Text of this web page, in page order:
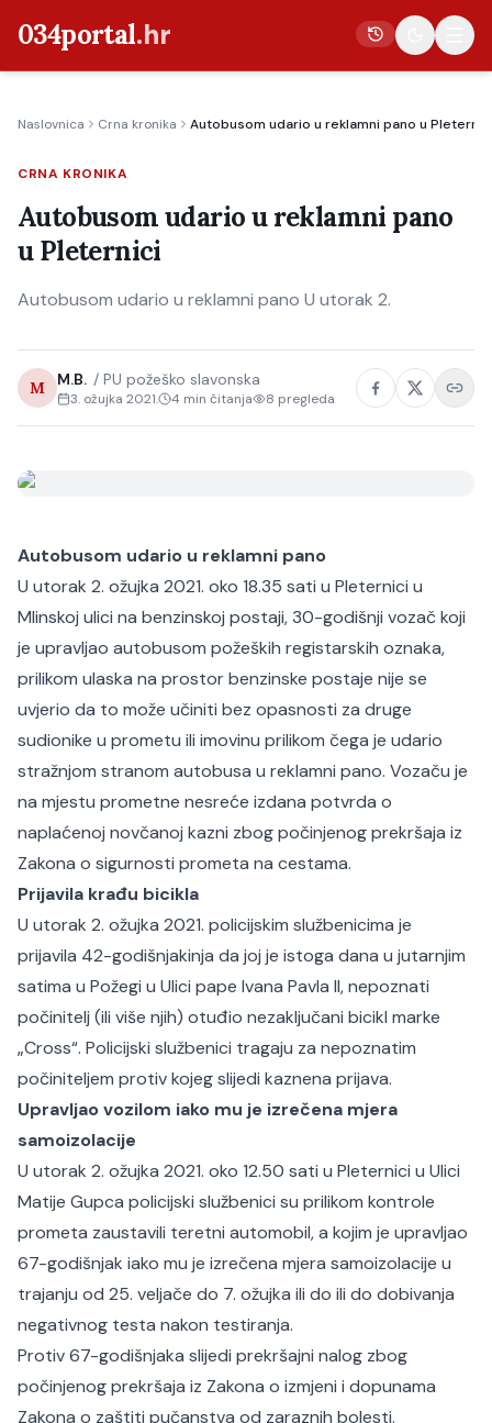
034portal.hr
Crna kronika
Poljoprivreda
Politika
Gospodarstvo
Kultura
Naslovnica Crna kronika Autobusom udario u reklamni pano u Pleternici
CRNA KRONIKA
Autobusom udario u reklamni pano
u Pleternici
Autobusom udario u reklamni pano U utorak 2.
M M.B. / PU požeško slavonska
3. ožujka 2021. 4 min čitanja 8 pregleda
Autobusom udario u reklamni pano
U utorak 2. ožujka 2021. oko 18.35 sati u Pleternici u
Mlinskoj ulici na benzinskoj postaji, 30-godišnji vozač koji
je upravljao autobusom požeških registarskih oznaka,
prilikom ulaska na prostor benzinske postaje nije se
uvjerio da to može učiniti bez opasnosti za druge
sudionike u prometu ili imovinu prilikom čega je udario
stražnjom stranom autobusa u reklamni pano. Vozaču je
na mjestu prometne nesreće izdana potvrda o
naplaćenoj novčanoj kazni zbog počinjenog prekršaja iz
Zakona o sigurnosti prometa na cestama.
Prijavila krađu bicikla
U utorak 2. ožujka 2021. policijskim službenicima je
prijavila 42-godišnjakinja da joj je istoga dana u jutarnjim
satima u Požegi u Ulici pape Ivana Pavla II, nepoznati
počinitelj (ili više njih) otuđio nezaključani bicikl marke
„Cross“. Policijski službenici tragaju za nepoznatim
počiniteljem protiv kojeg slijedi kaznena prijava.
Upravljao vozilom iako mu je izrečena mjera
samoizolacije
U utorak 2. ožujka 2021. oko 12.50 sati u Pleternici u Ulici
Matije Gupca policijski službenici su prilikom kontrole
prometa zaustavili teretni automobil, a kojim je upravljao
67-godišnjak iako mu je izrečena mjera samoizolacije u
trajanju od 25. veljače do 7. ožujka ili do ili do dobivanja
negativnog testa nakon testiranja.
Protiv 67-godišnjaka slijedi prekršajni nalog zbog
počinjenog prekršaja iz Zakona o izmjeni i dopunama
Zakona o zaštiti pučanstva od zaraznih bolesti.